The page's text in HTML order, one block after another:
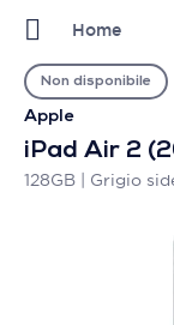
Home
Apple
iPad Air 2
128GB | Grigio
Non disponibile